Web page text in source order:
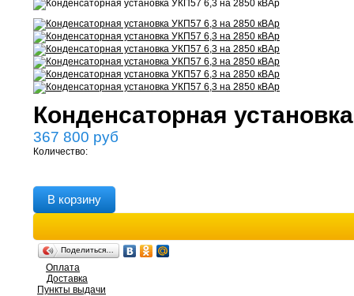
Конденсаторная
367 800 руб
Количество:
В корзину
Поделиться…
Оплата
Доставка
Пункты выдачи